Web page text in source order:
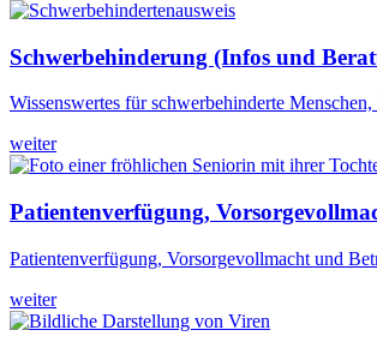
Schwerbehinderung (Infos und
Wissenswertes für schwerbehinderte
weiter
Patientenverfügung,
Patientenverfügung, Vorsorgevollmacht und
weiter